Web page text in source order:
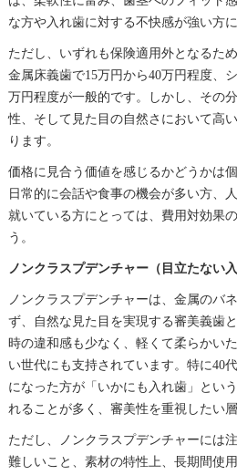
な方や入れ歯に対する不快感が強い方
ただし、いずれも保険適用外となるた
金属床義歯で15万円から40万円程度、
万円程度が一般的です。しかし、その
性、そして見た目の自然さにおいて高
ります。
価格に見合う価値を感じるかどうかは
日常的に会話や食事の機会が多い方、
就いている方にとっては、費用対効果
う。
ノンクラスプデンチャー（目立たない
ノンクラスプデンチャーは、金属のバ
ず、自然な見た目を実現する審美義歯
時の違和感も少なく、軽くて柔らかい
い世代にも支持されています。特に40
になった方が「いかにも入れ歯」とい
れることが多く、審美性を重視したい層
ただし、ノンクラスプデンチャーには
難しいこと、素材の特性上、長期間使